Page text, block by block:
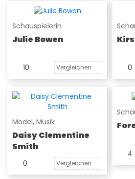
Schauspielerin
Julie Bowen
10 Vergleichen 0
Model, Musik
Daisy Clementine
Smith
0 Vergleichen
4